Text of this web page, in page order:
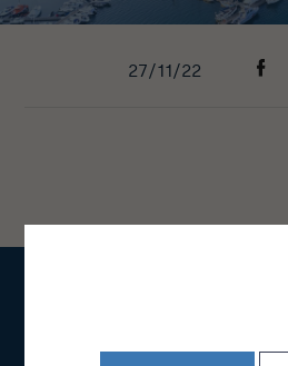
27/11/22
Place du Général de Gaulle